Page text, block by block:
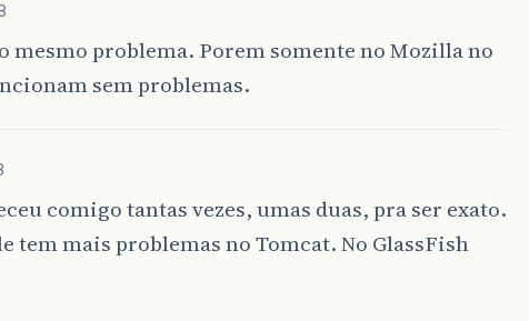
mesmo problema. Porem somente no Mozilla no
sem problemas.
comigo tantas vezes, umas duas, pra ser exato.
tem mais problemas no Tomcat. No GlassFish